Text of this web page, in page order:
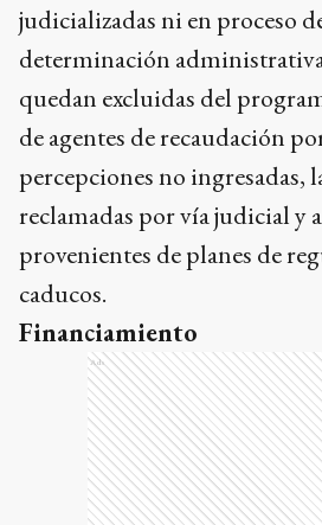
judicializadas ni en proceso
determinación
quedan excluidas del
de agentes de recaudación
percepciones no ingresadas,
reclamadas por vía judicial y
provenientes de planes de
caducos.
Financiamiento
Ads